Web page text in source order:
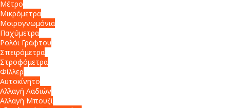
Μέτρο
Μικρόμετρα
Μοιρογνωμόνια
Παχύμετρα
Ρολόι Γράφτου
Σπειρόμετρα
Στροφόμετρα
Φίλλερ
Αυτοκίνητο
Αλλαγή Λαδιών
Αλλαγή Μπουζί